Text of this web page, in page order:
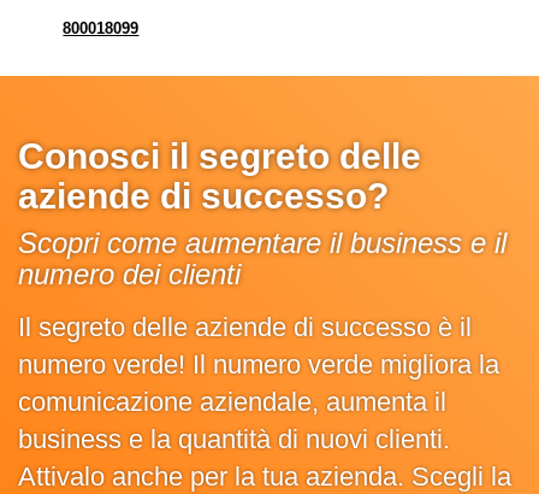
800018099
Conosci il segreto delle
aziende di successo?
Scopri come aumentare il business e il
numero dei clienti
Il segreto delle aziende di successo è il
numero verde! Il numero verde migliora la
comunicazione aziendale, aumenta il
business e la quantità di nuovi clienti.
Attivalo anche per la tua azienda. Scegli la